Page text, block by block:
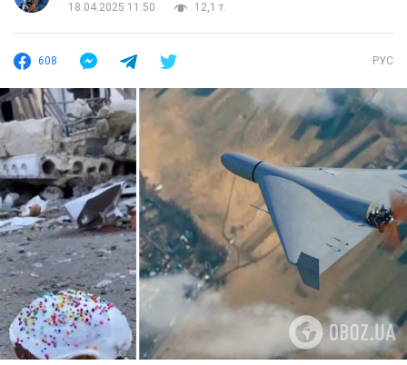
18.04.2025 11:50
12,1 т.
608 РУС